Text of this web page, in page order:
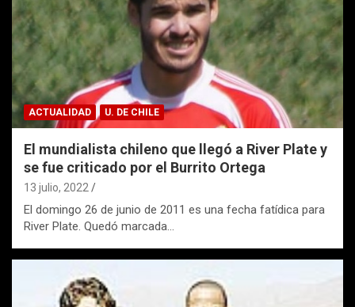
ACTUALIDAD U. DE CHILE
El mundialista chileno que llegó a River Plate y
se fue criticado por el Burrito Ortega
13 julio, 2022
El domingo 26 de junio de 2011 es una fecha fatídica para
River Plate. Quedó marcada…